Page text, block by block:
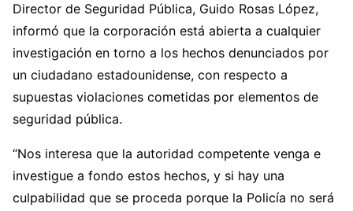
Director de Seguridad Pública, Guido Rosas López,
informó que la corporación está abierta a cualquier
investigación en torno a los hechos denunciados por
un ciudadano estadounidense, con respecto a
supuestas violaciones cometidas por elementos de
seguridad pública.
“Nos interesa que la autoridad competente venga e
investigue a fondo estos hechos, y si hay una
culpabilidad que se proceda porque la Policía no será